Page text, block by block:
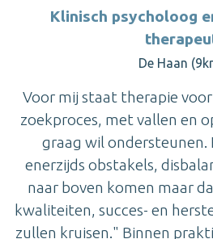
Klinisch psycholoog
De Haan
Voor mij staat therapie
zoekproces, met vallen en
graag wil ondersteunen.
enerzijds obstakels,
naar boven komen maar
kwaliteiten, succes- en
zullen kruisen." Binnen